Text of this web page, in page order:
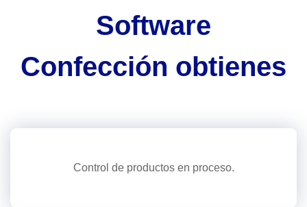
Software
Confección obtienes
Control de productos en proceso.